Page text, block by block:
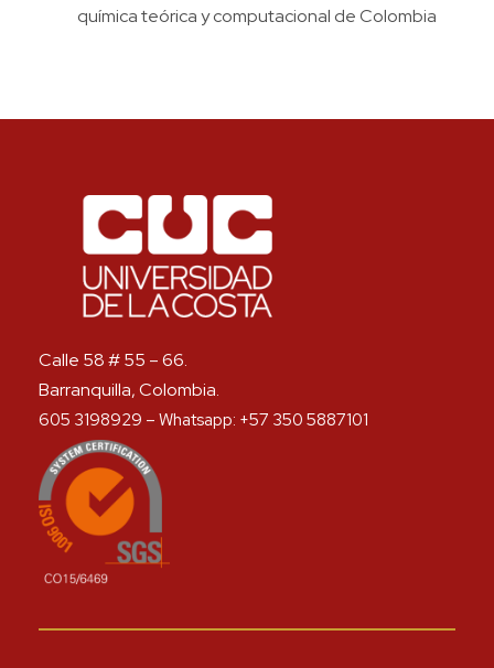
química teórica y computacional de Colombia
Calle 58 # 55 – 66.
Barranquilla, Colombia.
605 3198929 – Whatsapp: +57 350 5887101